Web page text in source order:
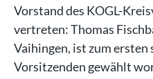
Vorstand des KOGL-
vertreten: Thomas
Vaihingen, ist zum
Vorsitzenden gewählt